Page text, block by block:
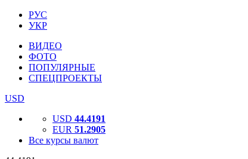
РУС
УКР
ВИДЕО
ФОТО
ПОПУЛЯРНЫЕ
СПЕЦПРОЕКТЫ
USD
USD 44.4191
EUR 51.2905
Все курсы валют